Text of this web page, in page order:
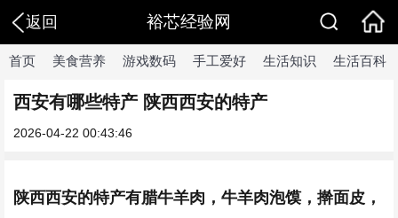
返回 裕芯经验网
首页 美食营养 游戏数码 手工爱好 生活知识 生活百科
西安有哪些特产 陕西西安的特产
2026-04-22 00:43:46
陕西西安的特产有腊牛羊肉，牛羊肉泡馍，擀面皮，